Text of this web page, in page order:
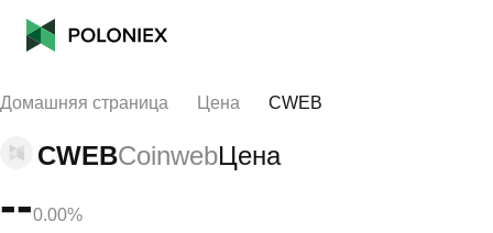
Домашняя страница Цена CWEB
CWEBCoinwebЦена
--0.00%